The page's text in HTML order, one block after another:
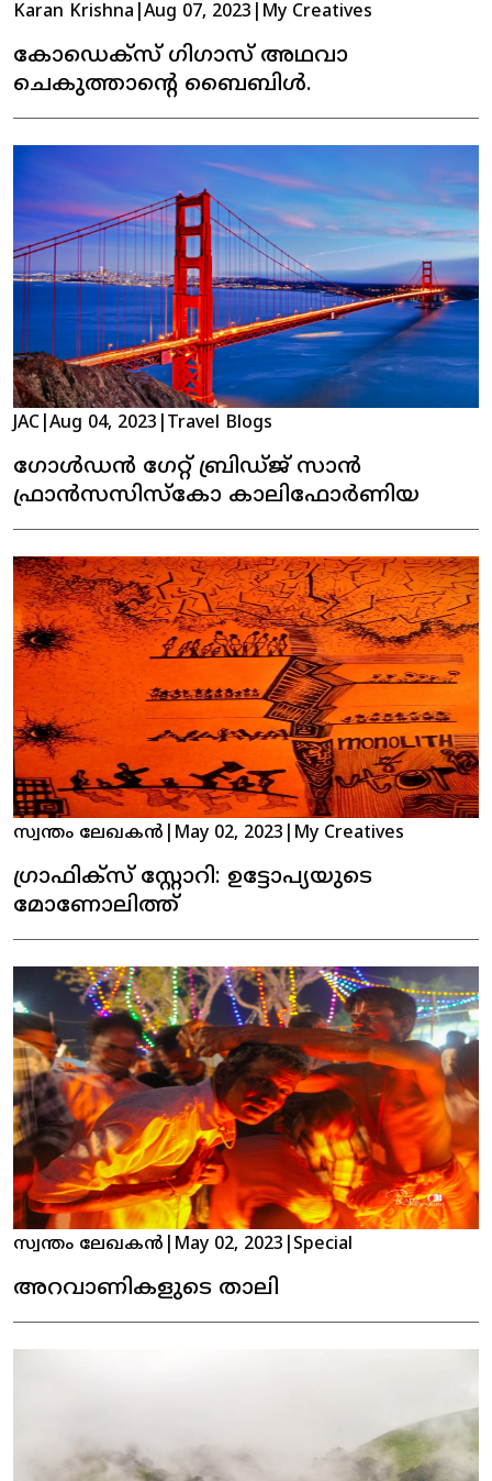
Karan Krishna Aug 07, 2023 My Creatives
കോഡെക്സ് ഗിഗാസ് അഥവാ
ചെകുത്താന്റെ ബൈബിൾ.
JAC Aug 04, 2023 Travel Blogs
ഗോൾഡൻ ഗേറ്റ് ബ്രിഡ്ജ് സാൻ
ഫ്രാൻസസിസ്കോ കാലിഫോർണിയ
സ്വന്തം ലേഖകൻ May 02, 2023 My Creatives
ഗ്രാഫിക്സ് സ്റ്റോറി: ഉട്ടോപ്യയുടെ
മോണോലിത്ത്‍
സ്വന്തം ലേഖകൻ May 02, 2023 Special
അറവാണികളുടെ താലി